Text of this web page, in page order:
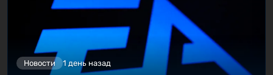
Новости 1 день назад